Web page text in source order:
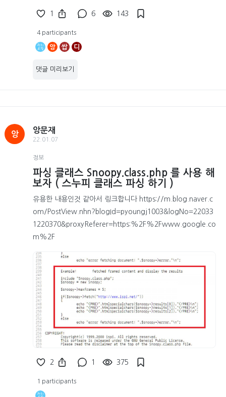
1 6 143
4 participants
앙 쌉 디
댓글 미리보기
앙
앙문재
22.01.07
정보
파싱 클래스 Snoopy.class.php 를 사용 해
보자 ( 스누피 클래스 파싱 하기 )
유용한 내용인것 같아서 링크합니다 https://m.blog.naver.c
om/PostView.nhn?blogId=pyoungj1003&logNo=22033
1220370&proxyReferer=https:%2F%2Fwww.google.co
m%2F
2 1 375
1 participants